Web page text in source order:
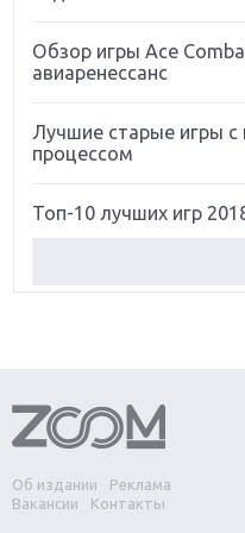
Обзор игры Ace
авиаренессанс
Лучшие старые игры
процессом
Топ-10 лучших игр
Обзор игры Forza
Две важных новинки
Divinity Original Sin 2
Об издании
Реклама
Вакансии
Контакты